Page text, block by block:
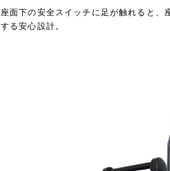
座面下の安全スイッチに足が触れると、
する安心設計。